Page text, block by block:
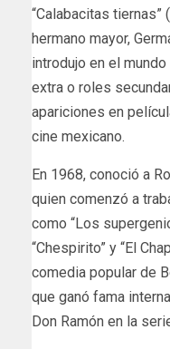
“Calabacitas
hermano mayor,
introdujo en el
extra o roles
apariciones en
cine mexicano.
En 1968, conoció a
quien comenzó a
como “Los
“Chespirito” y “El
comedia popular de
que ganó fama
Don Ramón en la